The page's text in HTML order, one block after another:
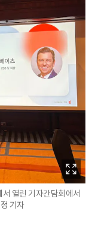
열린 기자간담회에서
기자